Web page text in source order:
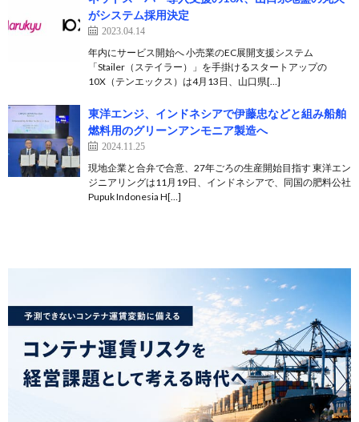
がシステム採用決定
2023.04.14
年内にサービス開始へ 小売業のEC展開支援システム
「Stailer（ステイラー）」を手掛けるスタートアップの
10X（テンエックス）は4月13日、山口県[…]
東洋エンジ、インドネシアで伊藤忠などと組み船舶
燃料用のグリーンアンモニア製造へ
2024.11.25
現地企業と合弁で合意、27年ごろの生産開始目指す 東洋エン
ジニアリングは11月19日、インドネシアで、同国の肥料公社
Pupuk Indonesia H[…]